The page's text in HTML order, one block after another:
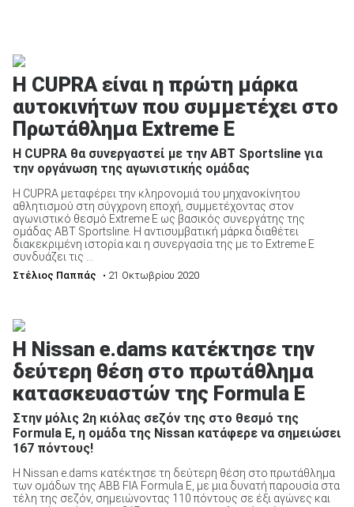
H CUPRA είναι η πρώτη μάρκα
αυτοκινήτων που συμμετέχει στο
Πρωτάθλημα Extreme E
Η CUPRA θα συνεργαστεί με την ABT Sportsline για
την οργάνωση της αγωνιστικής ομάδας
Η CUPRA μεταφέρει την κληρονομιά του μηχανοκίνητου
αθλητισμού στη σύγχρονη εποχή, συμμετέχοντας στον
αγωνιστικό θεσμό Extreme E ως βασικός συνεργάτης της
ομάδας ABT Sportsline. Η αντισυμβατική μάρκα διαθέτει
διακεκριμένη ιστορία και η συνεργασία της με το Extreme E
συνδυάζει τις ...
Στέλιος Παππάς • 21 Οκτωβρίου 2020
Η Nissan e.dams κατέκτησε την
δεύτερη θέση στο πρωτάθλημα
κατασκευαστών της Formula E
Στην μόλις 2η κιόλας σεζόν της στο θεσμό της
Formula E, η ομάδα της Nissan κατάφερε να σημειώσει
167 πόντους!
Η Nissan e.dams κατέκτησε τη δεύτερη θέση στο πρωτάθλημα
των ομάδων της ABB FIA Formula E, με μια δυνατή παρουσία στα
τέλη της σεζόν, σημειώνοντας 110 πόντους σε έξι αγώνες και